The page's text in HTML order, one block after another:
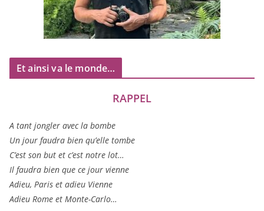
Et ainsi va le monde…
RAPPEL
A tant jon­gler avec la bombe
Un jour fau­dra bien qu’elle tombe
C’est son but et c’est notre lot…
Il fau­dra bien que ce jour vienne
Adieu, Paris et adieu Vienne
Adieu Rome et Monte-Carlo…